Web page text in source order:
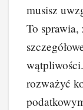
musisz
To
rozważyć